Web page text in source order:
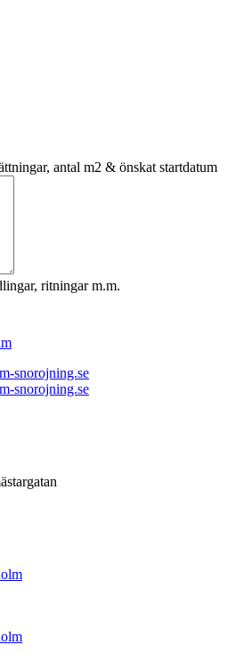
antal m2 & önskat startdatum
ritningar m.m.
snorojning.se
snorojning.se